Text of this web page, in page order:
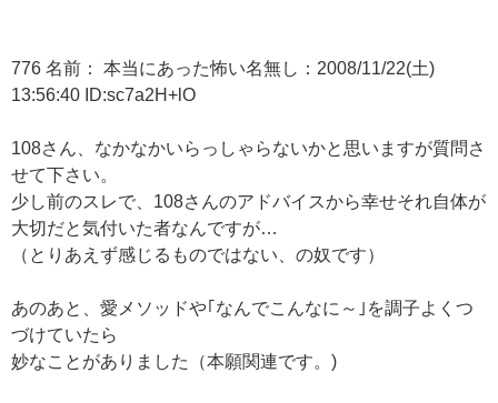
776 名前： 本当にあった怖い名無し：2008/11/22(土)
13:56:40 ID:sc7a2H+lO
108さん、なかなかいらっしゃらないかと思いますが質問さ
せて下さい。
少し前のスレで、108さんのアドバイスから幸せそれ自体が
大切だと気付いた者なんですが…
（とりあえず感じるものではない、の奴です）
あのあと、愛メソッドや｢なんでこんなに～｣を調子よくつ
づけていたら
妙なことがありました（本願関連です。)